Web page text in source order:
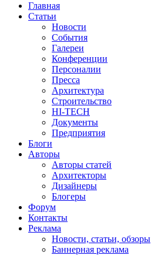
Главная
Статьи
Новости
События
Галереи
Конференции
Персоналии
Пресса
Архитектура
Строительство
HI-TECH
Документы
Предприятия
Блоги
Авторы
Авторы статей
Архитекторы
Дизайнеры
Блогеры
Форум
Контакты
Реклама
Новости, статьи, обзоры
Баннерная реклама